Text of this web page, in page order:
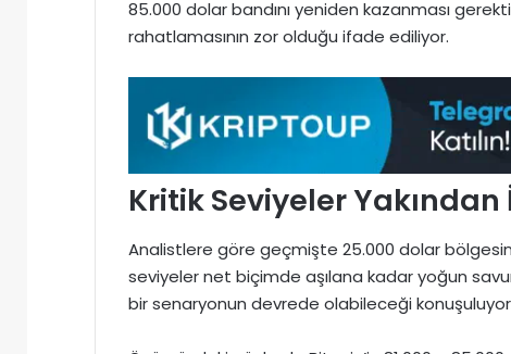
85.000 dolar bandını yeniden kazanması
rahatlamasının zor olduğu ifade ediliyor.
Kritik Seviyeler
Analistlere göre geçmişte 25.000 dolar
seviyeler net biçimde aşılana kadar yoğun
bir senaryonun devrede olabileceği